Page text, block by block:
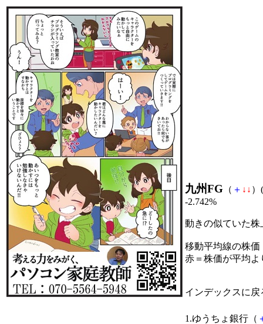
九州FG （ ＋ ↓ ↓
-2.742%
動きの似ていた
移動平均線の株価
赤＝株価が平均
インデックスに戻
1.ゆうちょ銀行（